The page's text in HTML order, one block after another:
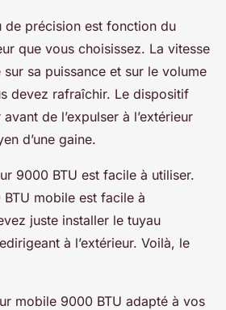
de précision est fonction du
que vous choisissez. La vitesse
sur sa puissance et sur le volume
devez rafraîchir. Le dispositif
de l’expulser à l’extérieur
d’une gaine.
9000 BTU est facile à utiliser.
mobile est facile à
juste installer le tuyau
à l’extérieur. Voilà, le
mobile 9000 BTU adapté à vos